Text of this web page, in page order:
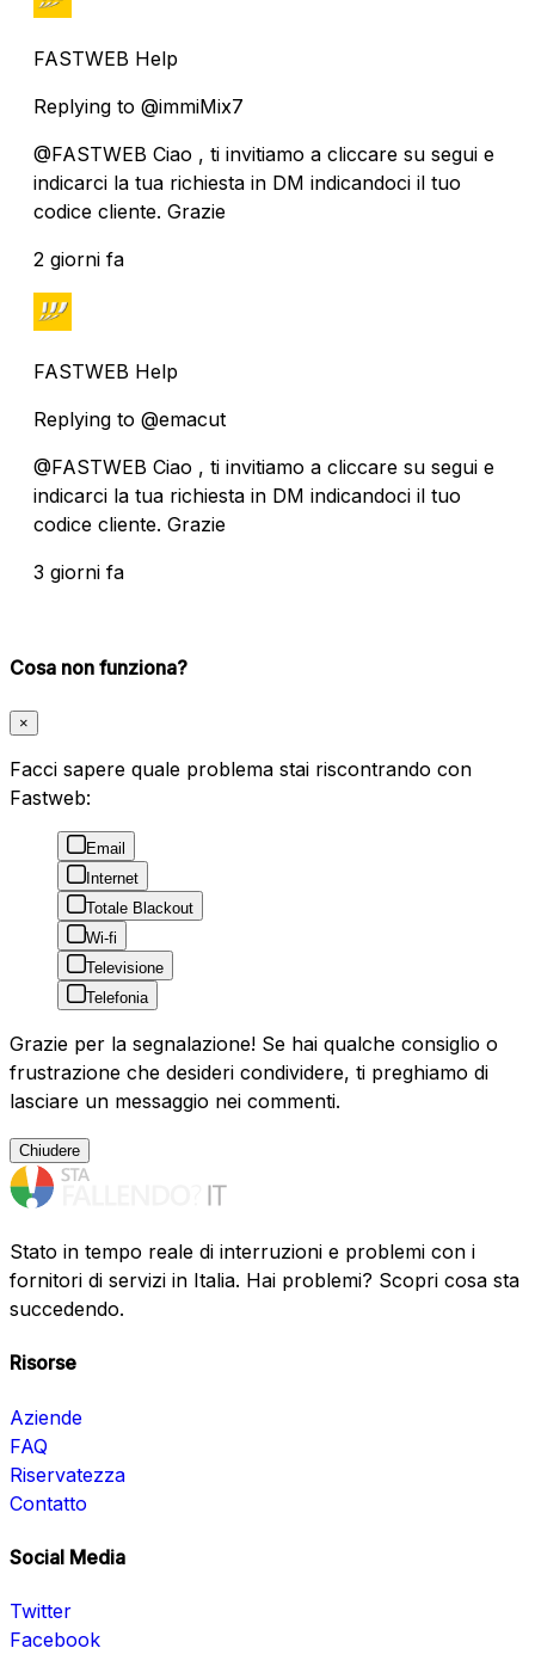
FASTWEB Help
Replying to @immiMix7
@FASTWEB Ciao , ti invitiamo a cliccare su segui e
indicarci la tua richiesta in DM indicandoci il tuo
codice cliente. Grazie
2 giorni fa
FASTWEB Help
Replying to @emacut
@FASTWEB Ciao , ti invitiamo a cliccare su segui e
indicarci la tua richiesta in DM indicandoci il tuo
codice cliente. Grazie
3 giorni fa
Cosa non funziona?
×
Facci sapere quale problema stai riscontrando con
Fastweb:
Email
Internet
Totale Blackout
Wi-fi
Televisione
Telefonia
Grazie per la segnalazione! Se hai qualche consiglio o
frustrazione che desideri condividere, ti preghiamo di
lasciare un messaggio nei commenti.
Chiudere
Stato in tempo reale di interruzioni e problemi con i
fornitori di servizi in Italia. Hai problemi? Scopri cosa sta
succedendo.
Risorse
Aziende
FAQ
Riservatezza
Contatto
Social Media
Twitter
Facebook